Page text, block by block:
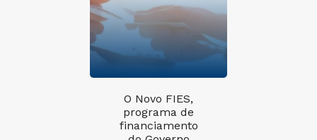
O Novo FIES,
programa de
financiamento